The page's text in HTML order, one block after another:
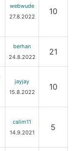
webwude
27.8.2022
10
berhan
24.8.2022
21
jayjay
15.8.2022
10
calim11
14.9.2021
5